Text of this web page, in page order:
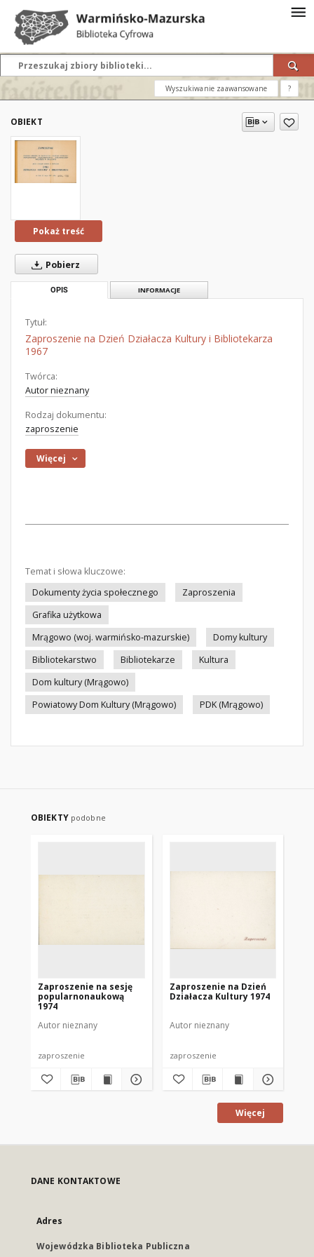
Wyszukiwanie zaawansowane ?
OBIEKT
Pokaż treść
Pobierz
OPIS INFORMACJE
Tytuł:
Zaproszenie na Dzień Działacza Kultury i Bibliotekarza
1967
Twórca:
Autor nieznany
Rodzaj dokumentu:
zaproszenie
Więcej
Temat i słowa kluczowe:
Dokumenty życia społecznego
Zaproszenia
Grafika użytkowa
Mrągowo (woj. warmińsko-mazurskie)
Domy kultury
Bibliotekarstwo
Bibliotekarze
Kultura
Dom kultury (Mrągowo)
Powiatowy Dom Kultury (Mrągowo)
PDK (Mrągowo)
OBIEKTY podobne
Zaproszenie na sesję
popularnonaukową
1974
Autor nieznany
zaproszenie
Zaproszenie na Dzień
Działacza Kultury 1974
Autor nieznany
zaproszenie
Więcej
DANE KONTAKTOWE
Adres
Wojewódzka Biblioteka Publiczna